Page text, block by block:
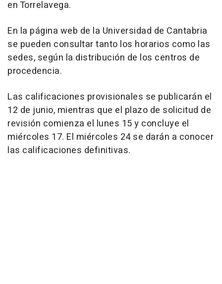
en Torrelavega.
En la página web de la Universidad de Cantabria
se pueden consultar tanto los horarios como las
sedes, según la distribución de los centros de
procedencia.
Las calificaciones provisionales se publicarán el
12 de junio, mientras que el plazo de solicitud de
revisión comienza el lunes 15 y concluye el
miércoles 17. El miércoles 24 se darán a conocer
las calificaciones definitivas.